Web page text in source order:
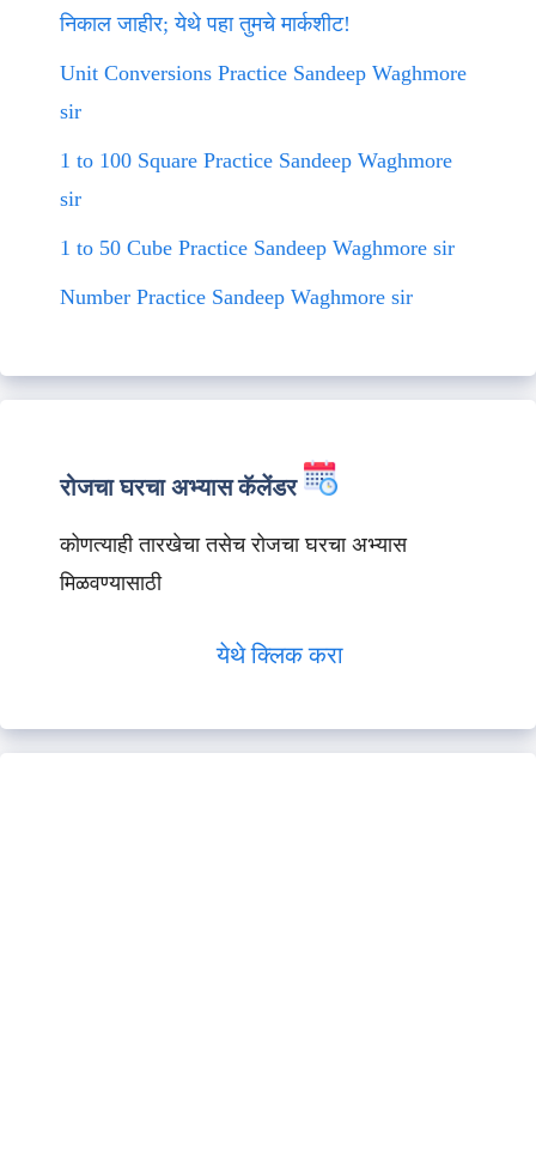
निकाल जाहीर; येथे पहा तुमचे मार्कशीट!
Unit Conversions Practice Sandeep Waghmore
sir
1 to 100 Square Practice Sandeep Waghmore
sir
1 to 50 Cube Practice Sandeep Waghmore sir
Number Practice Sandeep Waghmore sir
रोजचा घरचा अभ्यास कॅलेंडर
कोणत्याही तारखेचा तसेच रोजचा घरचा अभ्यास
मिळवण्यासाठी
येथे क्लिक करा